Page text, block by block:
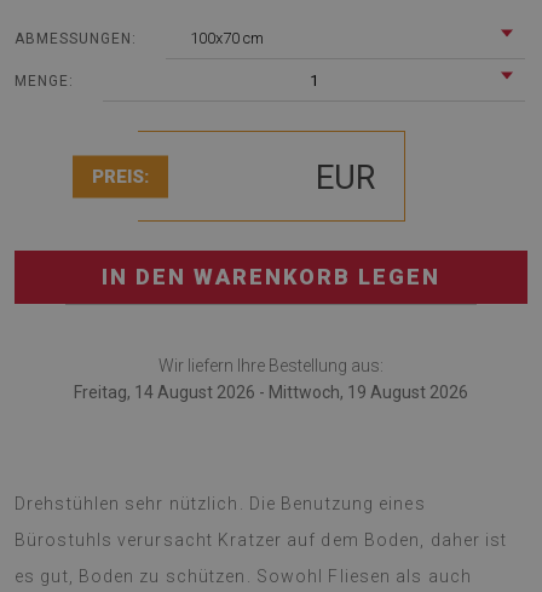
ABMESSUNGEN: 100x70 cm
MENGE: 1
PREIS: EUR
IN DEN WARENKORB LEGEN
Wir liefern Ihre Bestellung aus:
Freitag, 14 August 2026 - Mittwoch, 19 August 2026
Drehstühlen sehr nützlich. Die Benutzung eines
Bürostuhls verursacht Kratzer auf dem Boden, daher ist
es gut, Boden zu schützen. Sowohl Fliesen als auch